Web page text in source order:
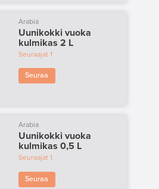
Arabia
Uunikokki vuoka
kulmikas 2 L
Seuraajat1
Seuraa
Arabia
Uunikokki vuoka
kulmikas 0,5 L
Seuraajat1
Seuraa